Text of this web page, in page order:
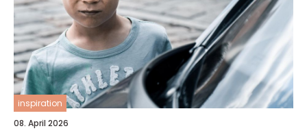
inspiration
08. April 2026